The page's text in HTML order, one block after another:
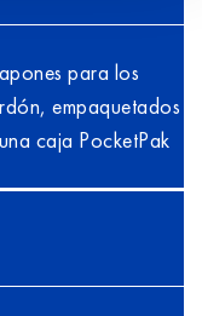
para los
empaquetados
caja PocketPak